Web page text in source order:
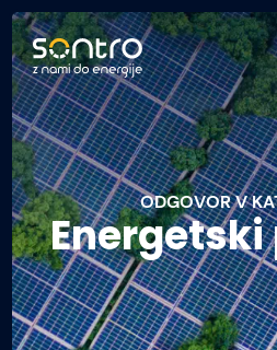
ODGOVOR V